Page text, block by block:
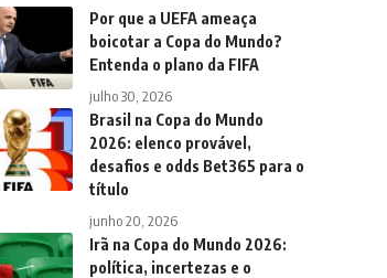
Por que a UEFA ameaça
boicotar a Copa do Mundo?
Entenda o plano da FIFA
julho 30, 2026
Brasil na Copa do Mundo
2026: elenco provável,
desafios e odds Bet365 para o
título
junho 20, 2026
Irã na Copa do Mundo 2026:
política, incertezas e o